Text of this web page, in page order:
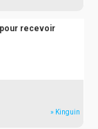
recevoir
» Kinguin